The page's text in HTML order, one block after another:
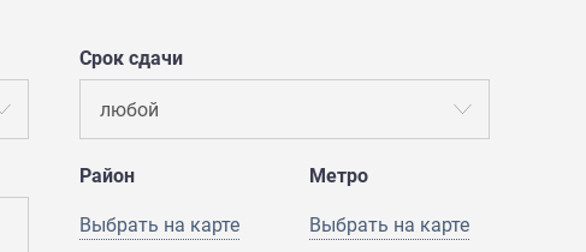
Срок сдачи
любой
Район
Выбрать на карте
Метро
Выбрать на карте